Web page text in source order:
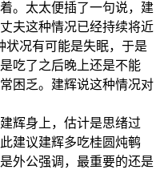
。太太便插了一句说，建
夫这种情况已经持续将近
状况有可能是失眠，于是
吃了之后晚上还是不能
困乏。建辉说这种情况对
辉身上，估计是思绪过
建议建辉多吃桂圆炖鹌
外公强调，最重要的还是